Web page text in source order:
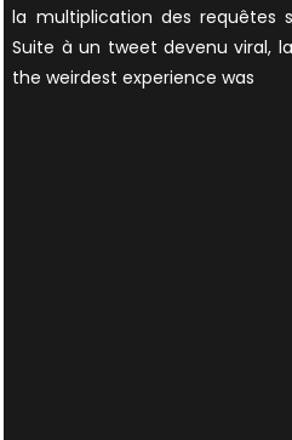
la multiplication des requêtes
Suite à un tweet devenu viral,
the weirdest experience was